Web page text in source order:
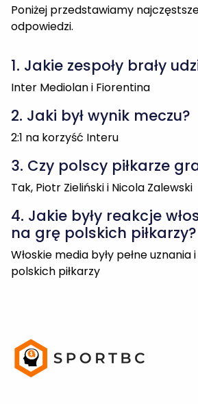
Poniżej przedstawiamy
odpowiedzi.
1. Jakie zespoły brały
Inter Mediolan i Fiorentina
2. Jaki był wynik meczu?
2:1 na korzyść Interu
3. Czy polscy piłkarze
Tak, Piotr Zieliński i Nicola Zalewski
4. Jakie były reakcje
na grę polskich piłkarzy?
Włoskie media były pełne uznania
polskich piłkarzy